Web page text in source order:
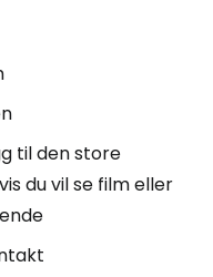
til den store
du vil se film eller